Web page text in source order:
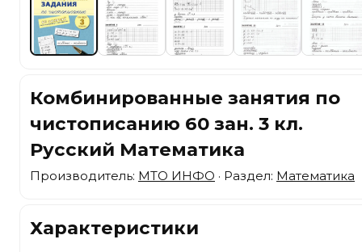
Комбинированные занятия по
чистописанию 60 зан. 3 кл.
Русский Математика
Производитель: МТО ИНФО · Раздел: Математика
Характеристики